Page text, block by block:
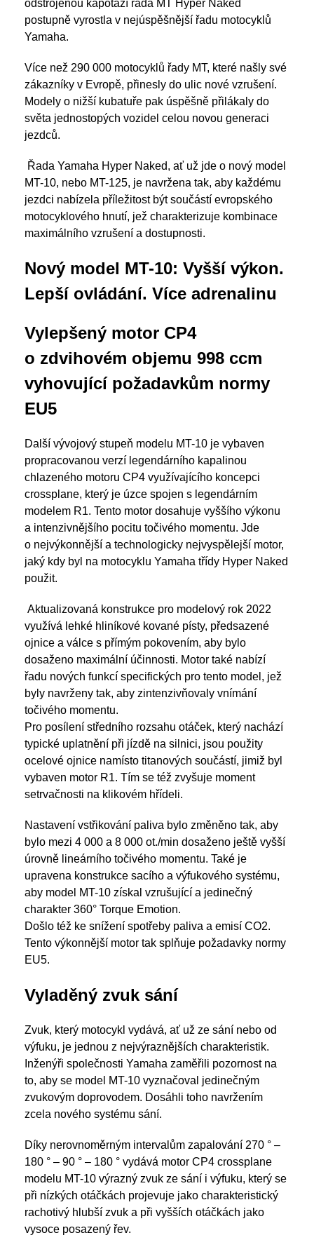
odstrojenou kapotáží řada MT Hyper Naked
postupně vyrostla v nejúspěšnější řadu motocyklů
Yamaha.
Více než 290 000 motocyklů řady MT, které našly své
zákazníky v Evropě, přinesly do ulic nové vzrušení.
Modely o nižší kubatuře pak úspěšně přilákaly do
světa jednostopých vozidel celou novou generaci
jezdců.
Řada Yamaha Hyper Naked, ať už jde o nový model
MT-10, nebo MT-125, je navržena tak, aby každému
jezdci nabízela příležitost být součástí evropského
motocyklového hnutí, jež charakterizuje kombinace
maximálního vzrušení a dostupnosti.
Nový model MT-10: Vyšší výkon.
Lepší ovládání. Více adrenalinu
Vylepšený motor CP4
o zdvihovém objemu 998 ccm
vyhovující požadavkům normy
EU5
Další vývojový stupeň modelu MT-10 je vybaven
propracovanou verzí legendárního kapalinou
chlazeného motoru CP4 využívajícího koncepci
crossplane, který je úzce spojen s legendárním
modelem R1. Tento motor dosahuje vyššího výkonu
a intenzivnějšího pocitu točivého momentu. Jde
o nejvýkonnější a technologicky nejvyspělejší motor,
jaký kdy byl na motocyklu Yamaha třídy Hyper Naked
použit.
Aktualizovaná konstrukce pro modelový rok 2022
využívá lehké hliníkové kované písty, předsazené
ojnice a válce s přímým pokovením, aby bylo
dosaženo maximální účinnosti. Motor také nabízí
řadu nových funkcí specifických pro tento model, jež
byly navrženy tak, aby zintenzivňovaly vnímání
točivého momentu.
Pro posílení středního rozsahu otáček, který nachází
typické uplatnění při jízdě na silnici, jsou použity
ocelové ojnice namísto titanových součástí, jimiž byl
vybaven motor R1. Tím se též zvyšuje moment
setrvačnosti na klikovém hřídeli.
Nastavení vstřikování paliva bylo změněno tak, aby
bylo mezi 4 000 a 8 000 ot./min dosaženo ještě vyšší
úrovně lineárního točivého momentu. Také je
upravena konstrukce sacího a výfukového systému,
aby model MT-10 získal vzrušující a jedinečný
charakter 360° Torque Emotion.
Došlo též ke snížení spotřeby paliva a emisí CO2.
Tento výkonnější motor tak splňuje požadavky normy
EU5.
Vyladěný zvuk sání
Zvuk, který motocykl vydává, ať už ze sání nebo od
výfuku, je jednou z nejvýraznějších charakteristik.
Inženýři společnosti Yamaha zaměřili pozornost na
to, aby se model MT-10 vyznačoval jedinečným
zvukovým doprovodem. Dosáhli toho navržením
zcela nového systému sání.
Díky nerovnoměrným intervalům zapalování 270 ° –
180 ° – 90 ° – 180 ° vydává motor CP4 crossplane
modelu MT-10 výrazný zvuk ze sání i výfuku, který se
při nízkých otáčkách projevuje jako charakteristický
rachotivý hlubší zvuk a při vyšších otáčkách jako
vysoce posazený řev.